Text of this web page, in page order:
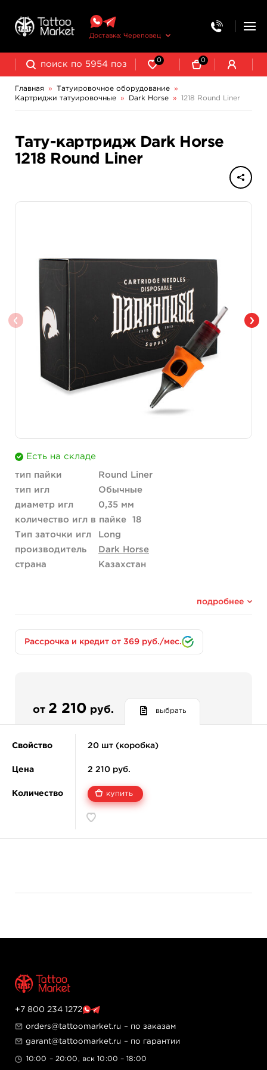
Доставка: Череповец
0 0
Главная » Татуировочное оборудование
»
Картриджи татуировочные
» Dark Horse » 1218 Round Liner
Тату-картридж Dark Horse
1218 Round Liner
Есть на складе
тип пайки
Round Liner
тип игл
Обычные
диаметр игл
0,35 мм
количество игл в пайке
18
Тип заточки игл
Long
производитель
Dark Horse
страна
Казахстан
подробнее
Рассрочка и кредит от 369 руб./мес.
от 2 210 руб. выбрать
Свойство
Цена
Количество
20 шт (коробка)
2 210 руб.
купить
+7 800 234 1272
orders@tattoomarket.ru – по заказам
garant@tattoomarket.ru – по гарантии
10:00 – 20:00, вск 10:00 – 18:00